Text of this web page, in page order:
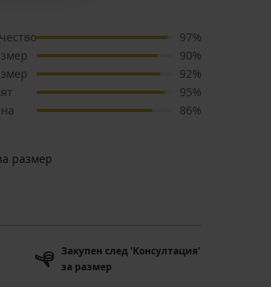
97%
90%
92%
95%
86%
размер
Закупен след 'Консултация'
за размер